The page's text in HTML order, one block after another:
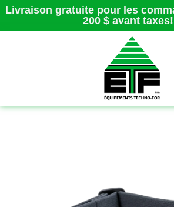
Livraison gratuite pour les
200 $ avant